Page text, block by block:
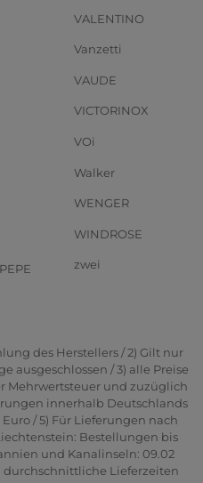
VALENTINO
Vanzetti
VAUDE
VICTORINOX
VOi
Walker
WENGER
WINDROSE
zwei
des Herstellers / 2) Gilt nur
ausgeschlossen / 3) alle Preise
Mehrwertsteuer und zuzüglich
innerhalb Deutschlands
/ 5) Für Lieferungen nach
Bestellungen bis
und Kanalinseln: 09.02
durchschnittliche Lieferzeiten